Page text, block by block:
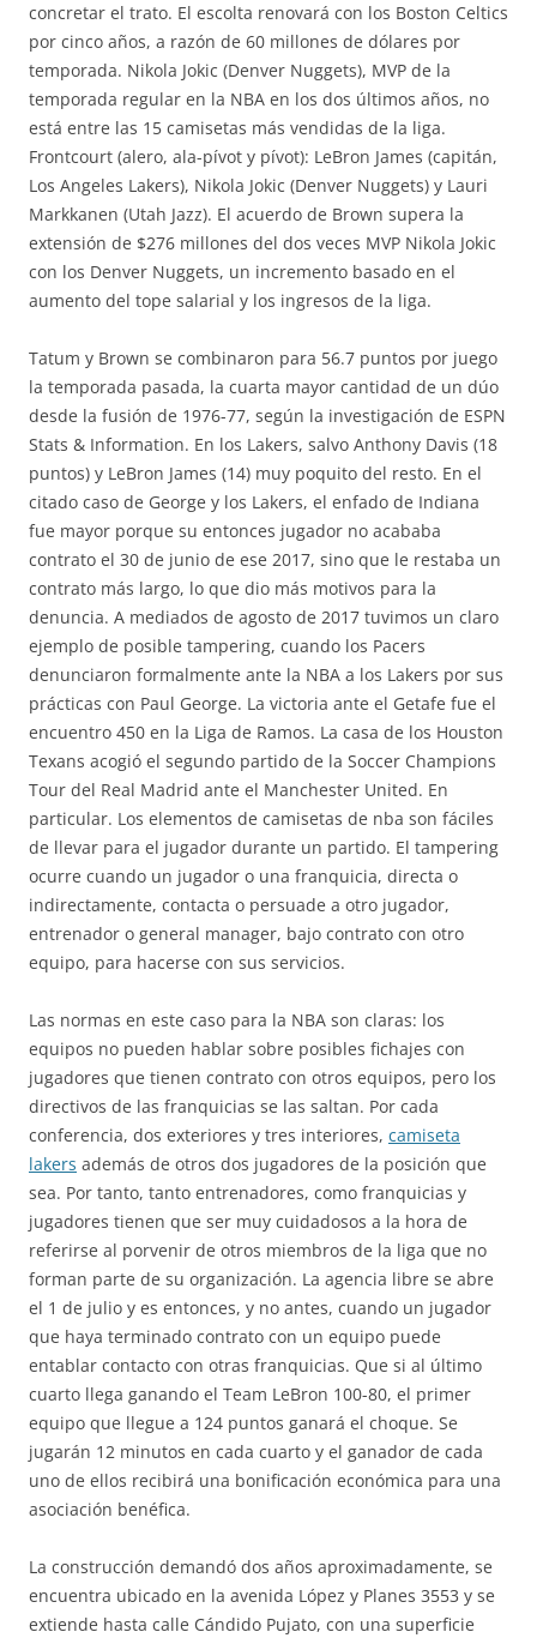
concretar el trato. El escolta renovará con los Boston Celtics
por cinco años, a razón de 60 millones de dólares por
temporada. Nikola Jokic (Denver Nuggets), MVP de la
temporada regular en la NBA en los dos últimos años, no
está entre las 15 camisetas más vendidas de la liga.
Frontcourt (alero, ala-pívot y pívot): LeBron James (capitán,
Los Angeles Lakers), Nikola Jokic (Denver Nuggets) y Lauri
Markkanen (Utah Jazz). El acuerdo de Brown supera la
extensión de $276 millones del dos veces MVP Nikola Jokic
con los Denver Nuggets, un incremento basado en el
aumento del tope salarial y los ingresos de la liga.
Tatum y Brown se combinaron para 56.7 puntos por juego
la temporada pasada, la cuarta mayor cantidad de un dúo
desde la fusión de 1976-77, según la investigación de ESPN
Stats & Information. En los Lakers, salvo Anthony Davis (18
puntos) y LeBron James (14) muy poquito del resto. En el
citado caso de George y los Lakers, el enfado de Indiana
fue mayor porque su entonces jugador no acababa
contrato el 30 de junio de ese 2017, sino que le restaba un
contrato más largo, lo que dio más motivos para la
denuncia. A mediados de agosto de 2017 tuvimos un claro
ejemplo de posible tampering, cuando los Pacers
denunciaron formalmente ante la NBA a los Lakers por sus
prácticas con Paul George. La victoria ante el Getafe fue el
encuentro 450 en la Liga de Ramos. La casa de los Houston
Texans acogió el segundo partido de la Soccer Champions
Tour del Real Madrid ante el Manchester United. En
particular. Los elementos de camisetas de nba son fáciles
de llevar para el jugador durante un partido. El tampering
ocurre cuando un jugador o una franquicia, directa o
indirectamente, contacta o persuade a otro jugador,
entrenador o general manager, bajo contrato con otro
equipo, para hacerse con sus servicios.
Las normas en este caso para la NBA son claras: los
equipos no pueden hablar sobre posibles fichajes con
jugadores que tienen contrato con otros equipos, pero los
directivos de las franquicias se las saltan. Por cada
conferencia, dos exteriores y tres interiores, camiseta
lakers además de otros dos jugadores de la posición que
sea. Por tanto, tanto entrenadores, como franquicias y
jugadores tienen que ser muy cuidadosos a la hora de
referirse al porvenir de otros miembros de la liga que no
forman parte de su organización. La agencia libre se abre
el 1 de julio y es entonces, y no antes, cuando un jugador
que haya terminado contrato con un equipo puede
entablar contacto con otras franquicias. Que si al último
cuarto llega ganando el Team LeBron 100-80, el primer
equipo que llegue a 124 puntos ganará el choque. Se
jugarán 12 minutos en cada cuarto y el ganador de cada
uno de ellos recibirá una bonificación económica para una
asociación benéfica.
La construcción demandó dos años aproximadamente, se
encuentra ubicado en la avenida López y Planes 3553 y se
extiende hasta calle Cándido Pujato, con una superficie